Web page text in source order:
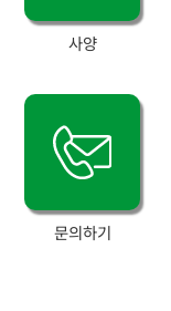
사양
문의하기